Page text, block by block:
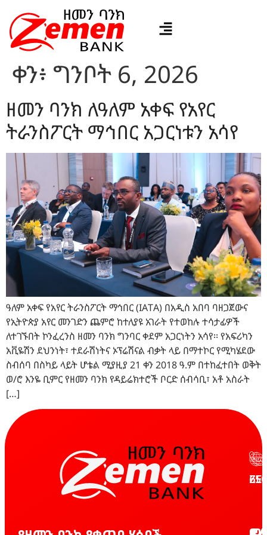
ቀን፥ ግንቦት 6, 2026
ዘመን ባንክ ለዓለም አቀፍ የአየር
ትራንስፖርት ማኅበር አጋርነቱን አሳየ
ዓለም አቀፍ የአየር ትራንስፖርት ማኅበር (IATA) በአዲስ አበባ ባዘጋጀውና
የኢትዮጵያ አየር መንገድን ጨምሮ ከተለያዩ አገራት የተወከሉ ተሳታፊዎች
ለተገኙበት ኮንፈረንስ ዘመን ባንክ ግንባር ቀደም አጋርነትን አሳየ፡፡ የአፍሪካን
አቪዬሽን ደህንነት፣ ተደራሽነትና ኦፕሬሽናል ብቃት ላይ በማተኮር የሚካሄደው
ስብሰባ በስካይ ላይት ሆቴል ሚያዚያ 21 ቀን 2018 ዓ.ም በተከፈተበት ወቅት
ወ/ሮ እንዬ ቢምር የዘመን ባንክ የዳይሬክተሮች ቦርድ ሰብሳቢ፣ አቶ አስራት
[…]